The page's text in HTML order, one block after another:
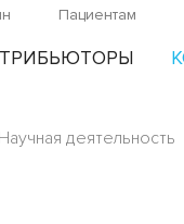
Пациентам
Научная деятельность